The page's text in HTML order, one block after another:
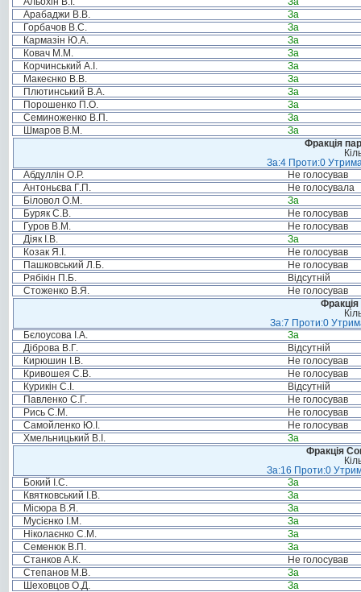
Арабаджи В.В.
За
Горбачов В.С.
За
Кармазін Ю.А.
За
Ковач М.М.
За
Корчинський А.І.
За
Макеєнко В.В.
За
Плютинський В.А.
За
Порошенко П.О.
За
Семиноженко В.П.
За
Шмаров В.М.
За
Фракція
За:4 Проти:0
Абдуллін О.Р.
Не голосував
Антоньєва Г.П.
Не голосувала
Біловол О.М.
За
Буряк С.В.
Не голосував
Гуров В.М.
Не голосував
Діяк І.В.
За
Козак Я.І.
Не голосував
Пашковський Л.Б.
Не голосував
Рябікін П.Б.
Відсутній
Стоженко В.Я.
Не голосував
Фракція
За:7 Проти:0
Бєлоусова І.А.
За
Діброва В.Г.
Відсутній
Кирюшин І.В.
Не голосував
Кривошея С.В.
Не голосував
Курикін С.І.
Відсутній
Павленко С.Г.
Не голосував
Рись С.М.
Не голосував
Самойленко Ю.І.
Не голосував
Хмельницький В.І.
За
Фракція
За:16 Проти:0
Бокий І.С.
За
Квятковський І.В.
За
Місюра В.Я.
За
Мусієнко І.М.
За
Ніколаєнко С.М.
За
Семенюк В.П.
За
Станков А.К.
Не голосував
Степанов М.В.
За
Шеховцов О.Д.
За